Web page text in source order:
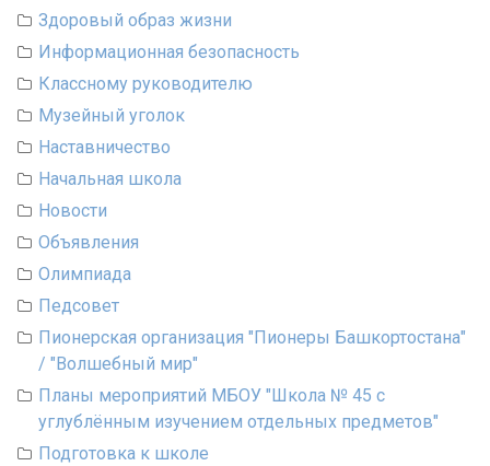
Здоровый образ жизни
Информационная безопасность
Классному руководителю
Музейный уголок
Наставничество
Начальная школа
Новости
Объявления
Олимпиада
Педсовет
Пионерская организация "Пионеры Башкортостана"
/ "Волшебный мир"
Планы мероприятий МБОУ "Школа № 45 с
углублённым изучением отдельных предметов"
Подготовка к школе